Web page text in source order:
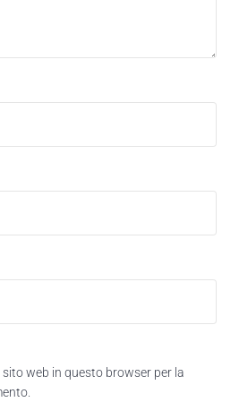
sito web in questo browser per la